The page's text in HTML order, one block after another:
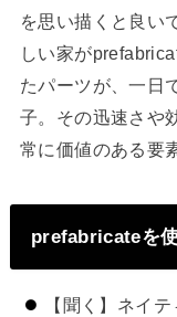
を思い描くと良い
しい家が
たパーツが、一日
子。その迅速さや
常に価値のある要
prefabricateを
【聞く】ネイ